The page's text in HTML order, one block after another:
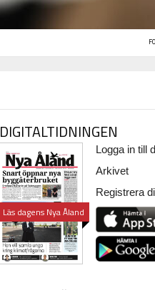
DIGITALTIDNINGEN
Läs dagens Nya Åland
Logga in till
Arkivet
Registrera